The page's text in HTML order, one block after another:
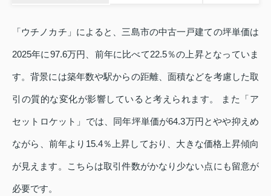
「ウチノカチ」によると、三島市の中古一戸建ての坪単価は
2025年に97.6万円、前年に比べて22.5％の上昇となっていま
す。背景には築年数や駅からの距離、面積などを考慮した取
引の質的な変化が影響していると考えられます。 また「ア
セットロケット」では、同年坪単価が64.3万円とやや抑えめ
ながら、前年より15.4％上昇しており、大きな価格上昇傾向
が見えます。こちらは取引件数がかなり少ない点にも留意が
必要です。